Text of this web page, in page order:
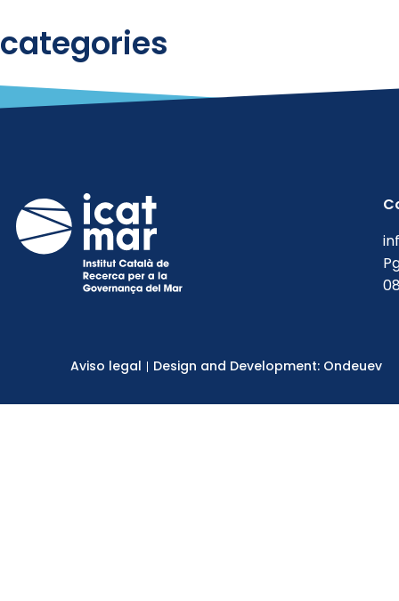
categories
Informes
Aviso legal Design and Development: Ondeuev